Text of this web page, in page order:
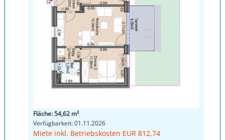
Fläche: 54,62 m²
Verfügbarkeit: 01.11.2026
Miete inkl. Betriebskosten EUR 812,74